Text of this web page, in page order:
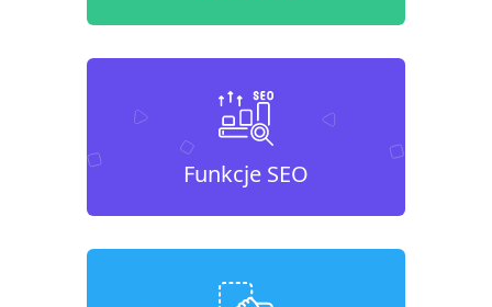
Funkcje SEO